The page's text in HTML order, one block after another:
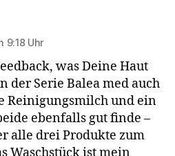
9:18 Uhr
was Deine Haut
der Serie Balea med auch
Reinigungsmilch und ein
ebenfalls gut finde –
alle drei Produkte zum
Waschstück ist mein